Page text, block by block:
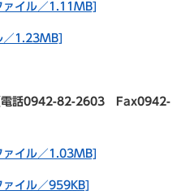
イル／1.11MB]
／1.23MB]
電話0942-82-2603 Fax0942-
イル／1.03MB]
イル／959KB]